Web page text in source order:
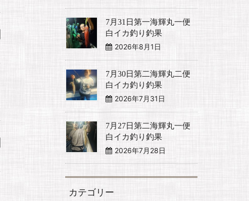
7月31日第一海輝丸一便
白イカ釣り釣果
2026年8月1日
7月30日第二海輝丸二便
白イカ釣り釣果
2026年7月31日
7月27日第二海輝丸一便
白イカ釣り釣果
2026年7月28日
カテゴリー